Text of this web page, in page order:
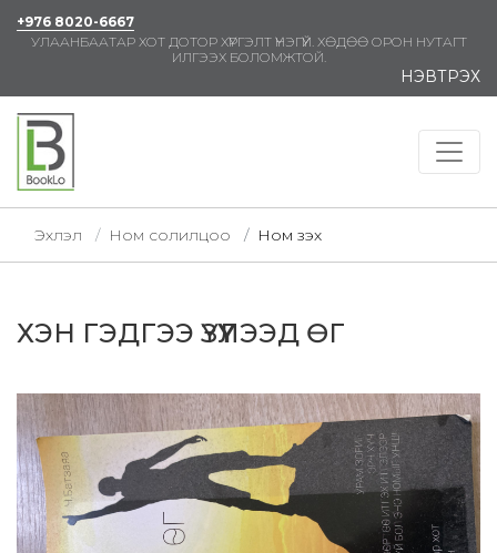
+976 8020-6667
УЛААНБААТАР ХОТ ДОТОР ХҮРГЭЛТ ҮНЭГҮЙ. ХӨДӨӨ ОРОН НУТАГТ
ИЛГЭЭХ БОЛОМЖТОЙ.
НЭВТРЭХ
Эхлэл Ном солилцоо Ном үзэх
ХЭН ГЭДГЭЭ ҮЗҮҮЛЭЭД ӨГ